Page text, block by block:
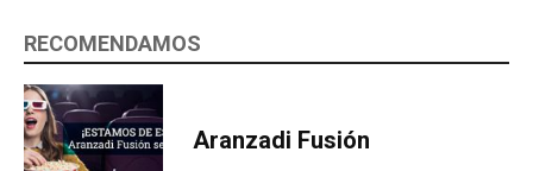
RECOMENDAMOS
Aranzadi Fusión